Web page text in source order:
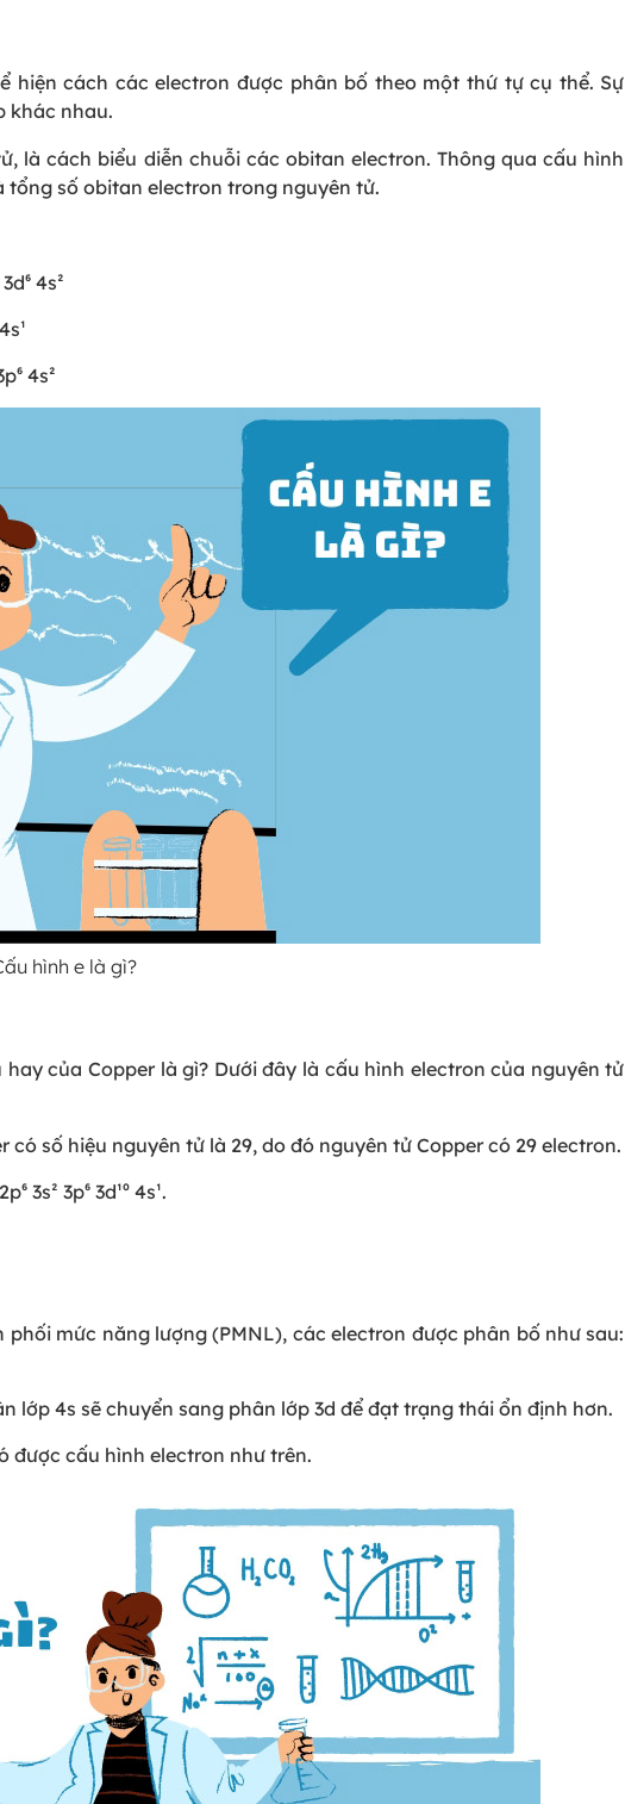
hiện cách các electron được phân bố theo một thứ tự cụ thể. Sự
khác nhau.
là cách biểu diễn chuỗi các obitan electron. Thông qua cấu hình
số obitan electron trong nguyên tử.
4s²
4s²
hình e là gì?
của Copper là gì? Dưới đây là cấu hình electron của nguyên tử
số hiệu nguyên tử là 29, do đó nguyên tử Copper có 29 electron.
3s² 3p⁶ 3d¹⁰ 4s¹.
mức năng lượng (PMNL), các electron được phân bố như sau:
lớp 4s sẽ chuyển sang phân lớp 3d để đạt trạng thái ổn định hơn.
được cấu hình electron như trên.